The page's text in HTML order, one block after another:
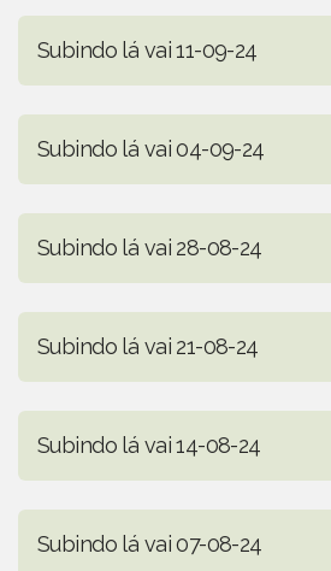
Subindo lá vai 11-09-24
Subindo lá vai 04-09-24
Subindo lá vai 28-08-24
Subindo lá vai 21-08-24
Subindo lá vai 14-08-24
Subindo lá vai 07-08-24